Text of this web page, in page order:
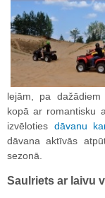
lejām, pa
kopā ar romantisku
izvēloties dāvanu
dāvana aktīvās
sezonā.
Saulriets ar laivu